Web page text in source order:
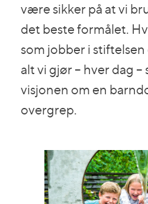
være sikker på at vi
det beste formålet.
som jobber i
alt vi gjør – hver dag –
visjonen om en
overgrep.